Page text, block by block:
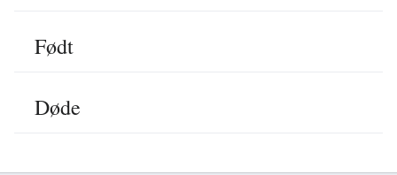
Født
Døde